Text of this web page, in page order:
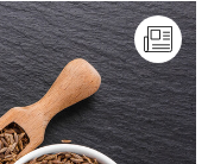
w trzy paskI
lub zwykłą
lekko wodą.
pół puszki
0,20 l) sosu
czubriszka
sojowego